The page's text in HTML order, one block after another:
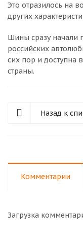
Это отразилось на
других
Шины сразу начали
российских
сих пор и доступна
страны.
Назад к
Комментарии
Загрузка